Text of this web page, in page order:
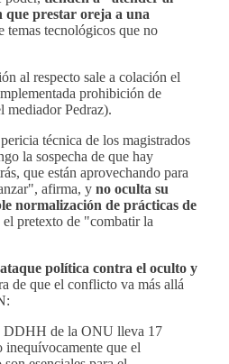
que prestar oreja a una
temas tecnológicos que no
al respecto sale a colación el
prohibición de
mediador Pedraz).
técnica de los magistrados
la sospecha de que hay
que están aprovechando para
afirma, y no oculta su
normalización de prácticas de
pretexto de "combatir la
política contra el oculto y
de que el conflicto va más allá
DDHH de la ONU lleva 17
inequívocamente que el